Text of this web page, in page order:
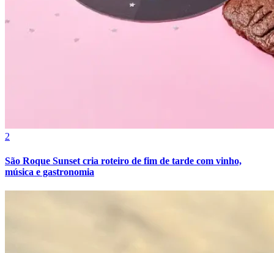
2
São Roque Sunset cria roteiro de fim de tarde com vinho,
música e gastronomia